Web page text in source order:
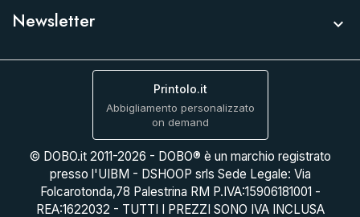
Newsletter 
Printolo.it
Abbigliamento personalizzato
on demand
© DOBO.it 2011-2026 - DOBO® è un marchio registrato
presso l'UIBM - DSHOOP srls Sede Legale: Via
Folcarotonda,78 Palestrina RM P.IVA:15906181001 -
REA:1622032 - TUTTI I PREZZI SONO IVA INCLUSA